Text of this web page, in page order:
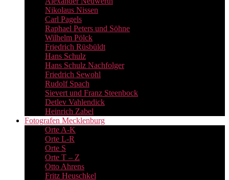
Nikolaus Nissen
Carl Pagels
Raphael Peters und Söhne
Wilhelm Pölck
Friedrich Rüsbüldt
Hans Schulz
Hans Schulz Nachfolger
Friedrich Sewohl
Rudolf Spach
Sievert und Franz Steenbock
Detlev Vahlendick
Heinrich Zabel
Fotografen Mecklenburg
Orte A-K
Orte L-R
Orte S
Orte T – Z
Otto Ahrens
Fritz Heuschkel